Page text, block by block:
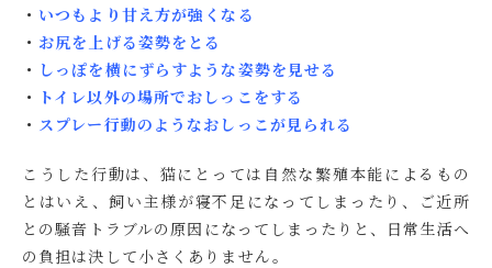
・ いつもより甘え方が強くなる
・ お尻を上げる姿勢をとる
・ しっぽを横にずらすような姿勢を見せる
・ トイレ以外の場所でおしっこをする
・ スプレー行動のようなおしっこが見られる
こうした行動は、猫にとっては自然な繁殖本能によるもの
とはいえ、飼い主様が寝不足になってしまったり、ご近所
との騒音トラブルの原因になってしまったりと、日常生活へ
の負担は決して小さくありません。